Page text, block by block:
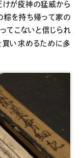
けが疫神の猛威から
粽を持ち帰って家の
てこないと信じられ
買い求めるために多